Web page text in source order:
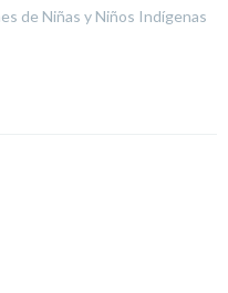
de Niñas y Niños Indígenas